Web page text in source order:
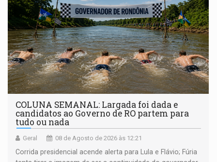
COLUNA SEMANAL: Largada foi dada e
candidatos ao Governo de RO partem para
tudo ou nada
Geral 08 de Agosto de 2026 às 12:21
Corrida presidencial acende alerta para Lula e Flávio; Fúria